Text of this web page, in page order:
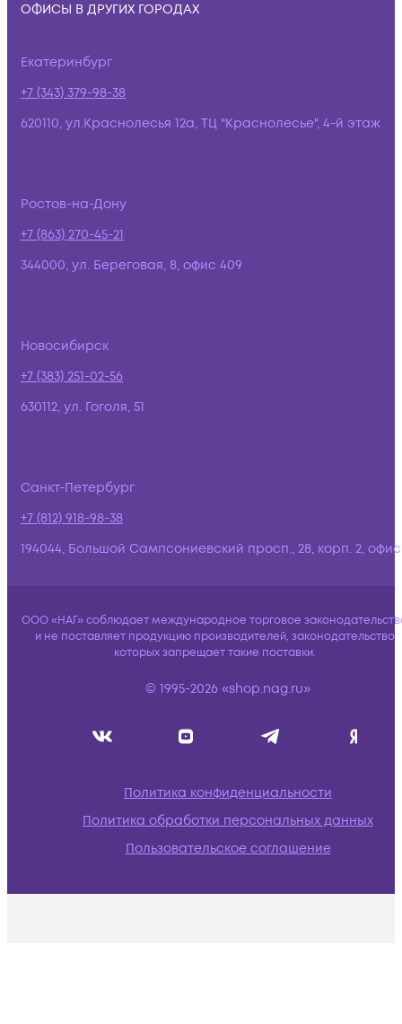
ОФИСЫ В ДРУГИХ ГОРОДАХ
Екатеринбург
+7 (343) 379-98-38
620110, ул.Краснолесья 12а, ТЦ "Краснолесье", 4-й этаж
Ростов-на-Дону
+7 (863) 270-45-21
344000, ул. Береговая, 8, офис 409
Новосибирск
+7 (383) 251-02-56
630112, ул. Гоголя, 51
Санкт-Петербург
+7 (812) 918-98-38
194044, Большой Сампсониевский просп., 28, корп. 2,
ООО «НАГ» соблюдает международное торговое
и не поставляет продукцию производителей, законодательство
которых запрещает такие поставки.
© 1995-2026 «shop.nag.ru»
Политика конфиденциальности
Политика обработки персональных данных
Пользовательское соглашение